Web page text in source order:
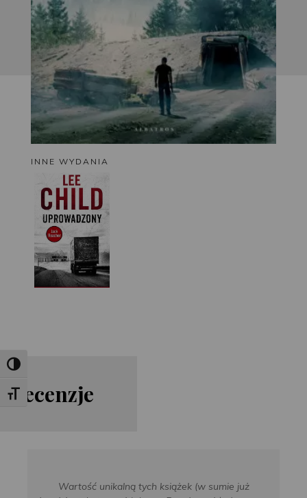
Toggle High Contrast
Toggle Font size
INNE WYDANIA
Recenzje
Wartość unikalną tych książek (w sumie już